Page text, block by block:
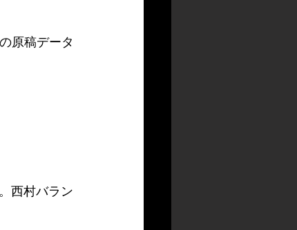
原稿データ
西村バラン